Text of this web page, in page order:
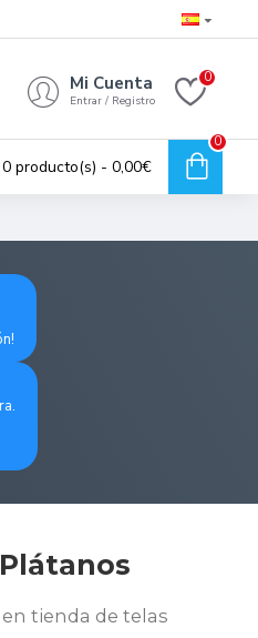
Mi Cuenta
Entrar / Registro
0
0 producto(s) - 0,00€
0
tienda de telas